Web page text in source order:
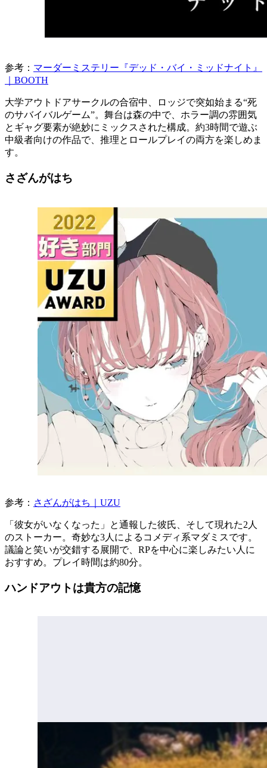
参考： マーダーミステリー『デッド・バイ・ミッドナイト』
｜BOOTH
大学アウトドアサークルの合宿中、ロッジで突如始まる“死
のサバイバルゲーム”。舞台は森の中で、ホラー調の雰囲気
とギャグ要素が絶妙にミックスされた構成。約3時間で遊ぶ
中級者向けの作品で、推理とロールプレイの両方を楽しめま
す。
さざんがはち
参考： さざんがはち｜UZU
「彼女がいなくなった」と通報した彼氏、そして現れた2人
のストーカー。奇妙な3人によるコメディ系マダミスです。
議論と笑いが交錯する展開で、RPを中心に楽しみたい人に
おすすめ。プレイ時間は約80分。
ハンドアウトは貴方の記憶